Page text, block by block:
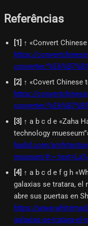
Referências
[1] ↑ «Convert
https://
converter/
[2] ↑ «Covert Chinese
https://
converter/
[3] ↑ a b c d e «Zaha
technology
hadid.com/
museum/
[4] ↑ a b c d e f g h
galaxias se tratara, el
abre sus puertas en
https://
galaxias-se-tratara-el-